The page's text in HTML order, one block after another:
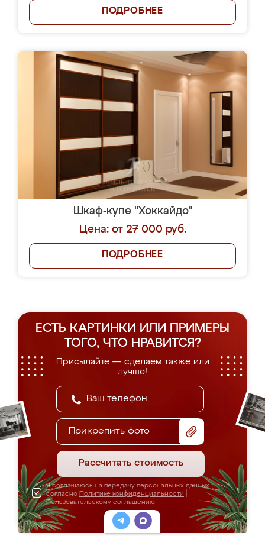
ПОДРОБНЕЕ
Шкаф-купе "Хоккайдо"
Цена: от 27 000 руб.
ПОДРОБНЕЕ
ЕСТЬ КАРТИНКИ ИЛИ ПРИМЕРЫ
ТОГО, ЧТО НРАВИТСЯ?
Присылайте — сделаем также или
лучше!
Прикрепить фото
Рассчитать стоимость
Я соглашаюсь на передачу персональных данных
согласно Политике конфиденциальности
Пользовательскому соглашению